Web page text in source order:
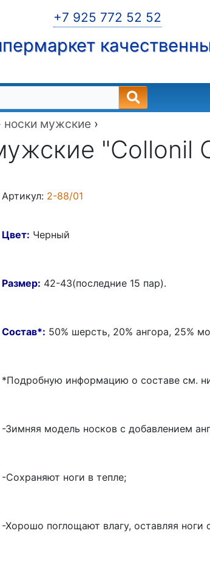
+7 925 772 52 52
носки мужские ›
"Collonil
Артикул: 2-88/01
Цвет: Черный
Размер: 42-43(последние 15 пар).
Состав*: 50% шерсть, 20% ангора, 25%
*Подробную информацию о составе см.
-Зимняя модель носков с добавлением
-Сохраняют ноги в тепле;
-Хорошо поглощают влагу, оставляя ноги